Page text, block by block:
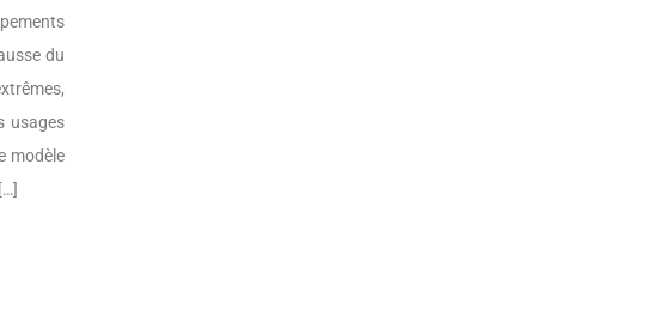
du
usages
modèle